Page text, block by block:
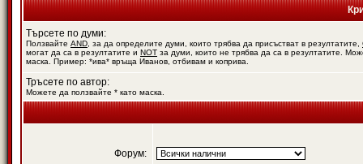
Търсете по думи:
Ползвайте AND , за да определите думи, които трябва да присъстват в резултатите,
могат да са в резултатите и NOT за думи, които не трябва да са в резултатите.
маска. Пример: *ива* връща Иванов, отбивам и коприва.
Тръсете по автор:
Можете да ползвайте * като маска.
Форум: